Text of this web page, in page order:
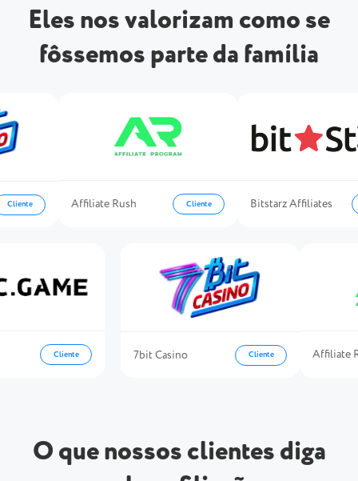
Eles nos valorizam como se
fôssemos parte da família
Affiliate Rush Cliente Bitstarz Affiliates
7bit Casino Cliente
Cliente
O que nossos clientes diga